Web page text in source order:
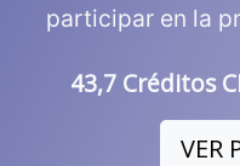
participar en la
43,7 Créditos
VER